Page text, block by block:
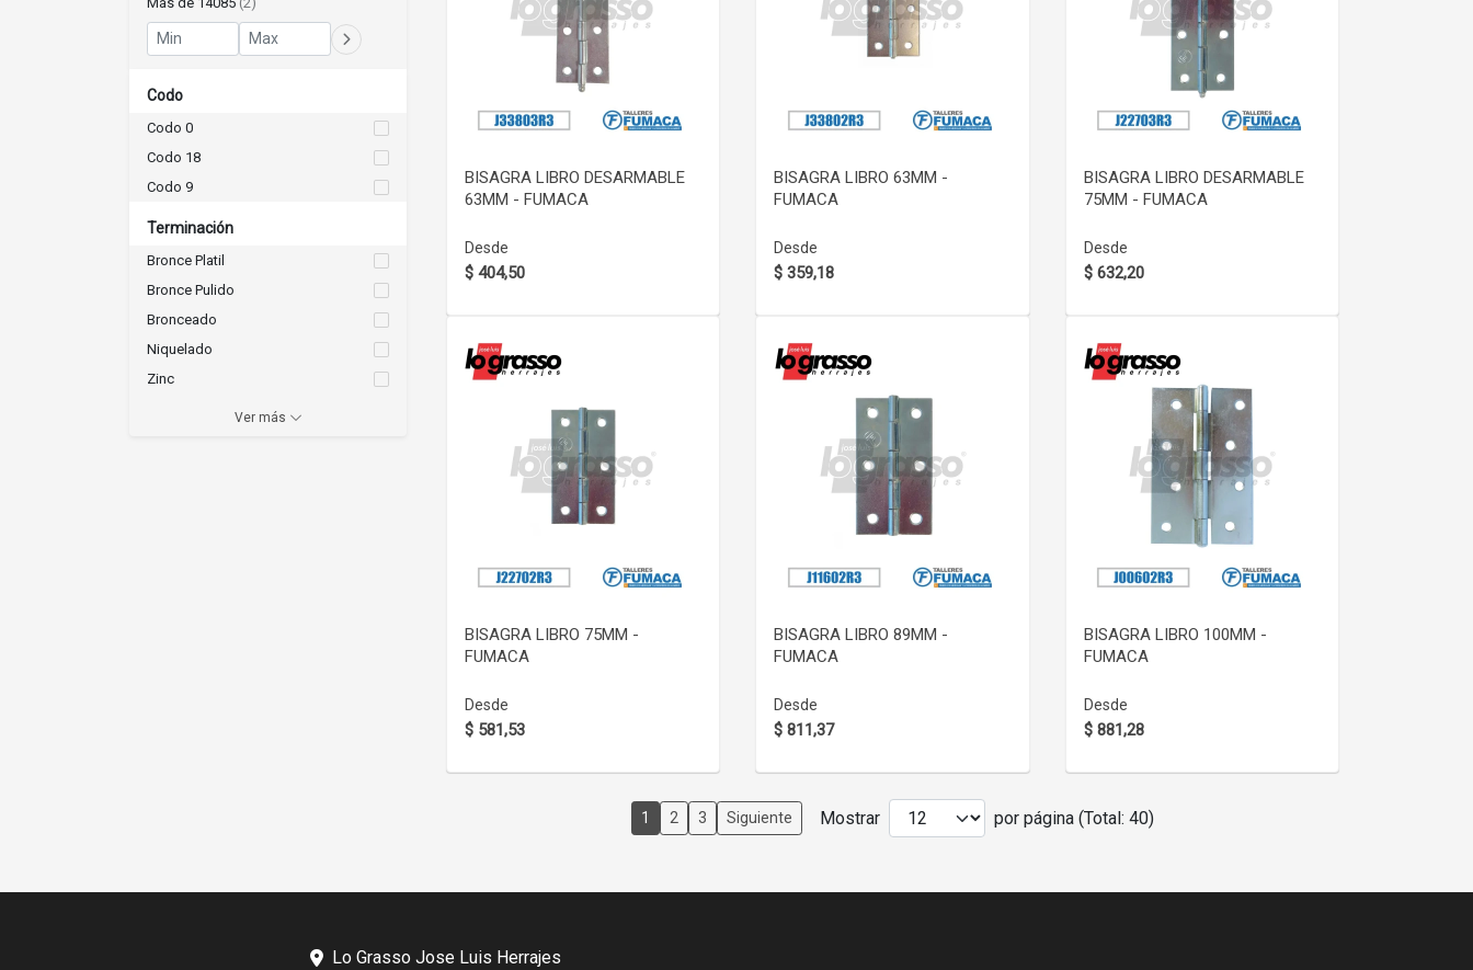
Codo
Codo 0
Codo 18
Codo 9
Terminación
Bronce Platil
Bronce Pulido
Bronceado
Niquelado
Zinc
Ver más
BISAGRA LIBRO DESARMABLE
63MM - FUMACA
Desde
$ 404,50
VER DETALLE
BISAGRA LIBRO 63MM -
FUMACA
Desde
$ 359,18
VER DETALLE
BISAGRA LIBRO DESARMABLE
75MM - FUMACA
Desde
$ 632,20
VER DETALLE
BISAGRA LIBRO 75MM -
FUMACA
Desde
$ 581,53
VER DETALLE
BISAGRA LIBRO 89MM -
FUMACA
Desde
$ 811,37
VER DETALLE
BISAGRA LIBRO 100MM -
FUMACA
Desde
$ 881,28
VER DETALLE
1 2 3 Siguiente Mostrar por página (Total: 40)
Lo Grasso Jose Luis Herrajes